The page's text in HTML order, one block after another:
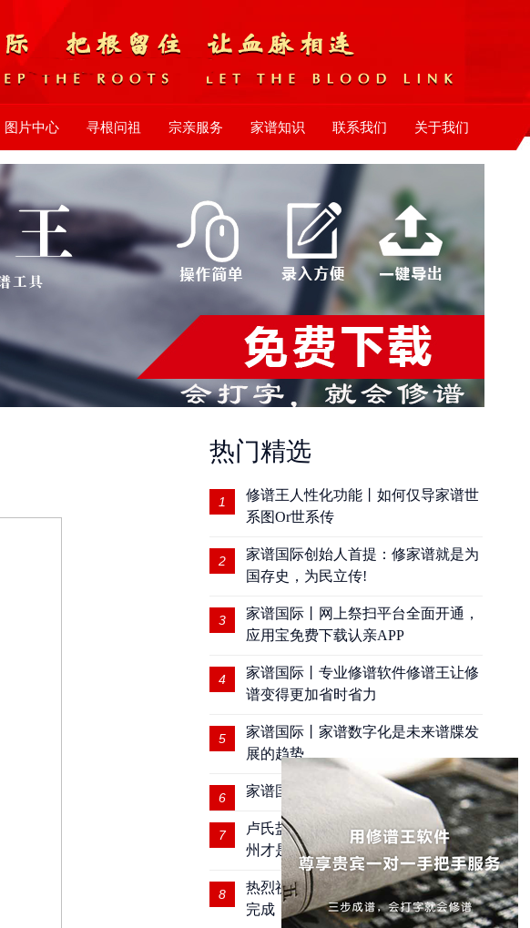
图片中心 寻根问祖 宗亲服务 家谱知识 联系我们 关于我们
热门精选
1
修谱王人性化功能丨如何仅导家谱世
系图Or世系传
2
家谱国际创始人首提：修家谱就是为
国存史，为民立传!
3
家谱国际丨网上祭扫平台全面开通，
应用宝免费下载认亲APP
4
家谱国际丨专业修谱软件修谱王让修
谱变得更加省时省力
5
家谱国际丨家谱数字化是未来谱牒发
展的趋势
6 家谱国际受邀实地收集孙氏家谱资料
7
卢氏盐商卢绍绪后人开启寻根之旅 扬
州才是我的家
8
热烈祝贺河南固商桂氏四修宗谱圆满
完成